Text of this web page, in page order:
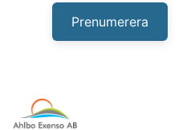
Prenumerera